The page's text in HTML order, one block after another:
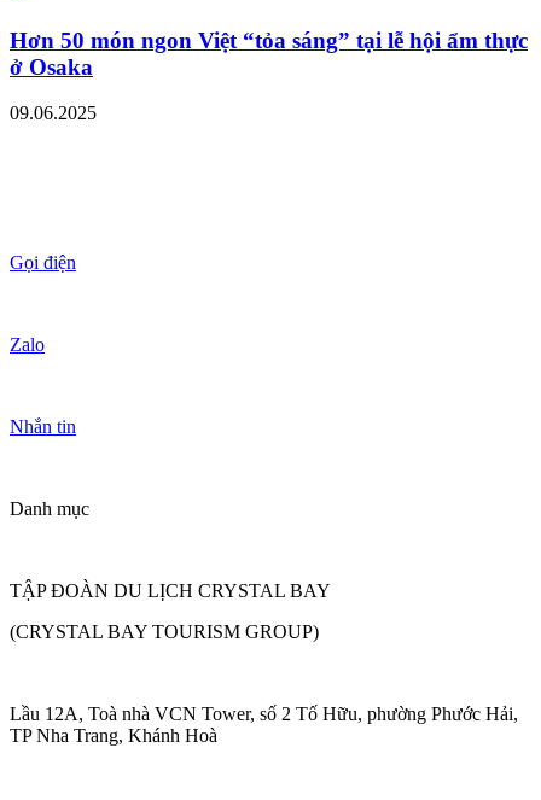
Hơn 50 món ngon Việt “tỏa sáng” tại lễ hội ẩm thực
ở Osaka
09.06.2025
Gọi điện
Zalo
Nhắn tin
Danh mục
TẬP ĐOÀN DU LỊCH CRYSTAL BAY
(CRYSTAL BAY TOURISM GROUP)
Lầu 12A, Toà nhà VCN Tower, số 2 Tố Hữu, phường Phước Hải,
TP Nha Trang, Khánh Hoà